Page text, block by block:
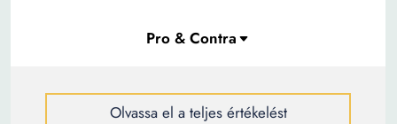
Olvassa el a teljes értékelést